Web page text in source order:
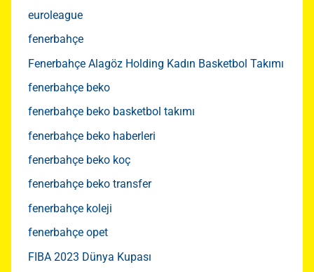
euroleague
fenerbahçe
Fenerbahçe Alagöz Holding Kadın Basketbol Takımı
fenerbahçe beko
fenerbahçe beko basketbol takımı
fenerbahçe beko haberleri
fenerbahçe beko koç
fenerbahçe beko transfer
fenerbahçe koleji
fenerbahçe opet
FIBA 2023 Dünya Kupası